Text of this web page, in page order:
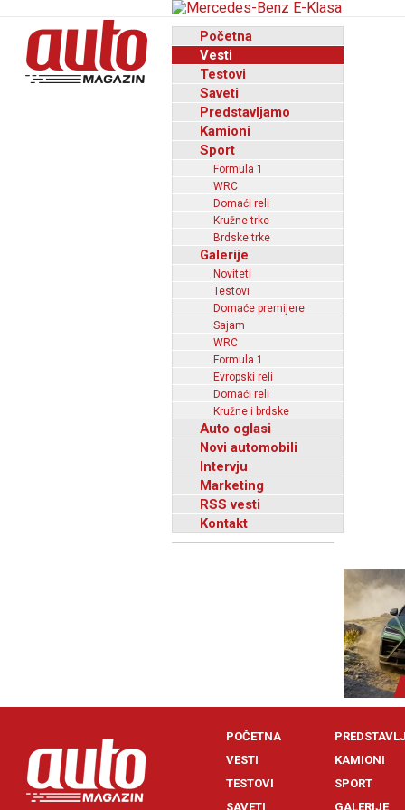
Početna
Vesti
Testovi
Saveti
Predstavljamo
Kamioni
Sport
Formula 1
WRC
Domaći reli
Kružne trke
Brdske trke
Galerije
Noviteti
Testovi
Domaće premijere
Sajam
WRC
Formula 1
Evropski reli
Domaći reli
Kružne i brdske
Auto oglasi
Novi automobili
Intervju
Marketing
RSS vesti
Kontakt
POČETNA
VESTI
TESTOVI
SAVETI
KAMIONI
SPORT
GALERIJE